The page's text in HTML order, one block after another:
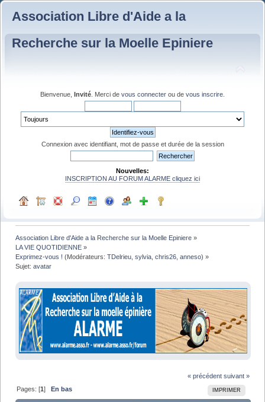
Association Libre d'Aide a la
Recherche sur la Moelle Epiniere
Bienvenue, Invité . Merci de vous connecter ou de vous inscrire
Connexion avec identifiant, mot de passe et durée de la session
Nouvelles:
INSCRIPTION AU FORUM ALARME cliquez ici
Association Libre d'Aide a la Recherche sur la Moelle Epiniere »
LA VIE QUOTIDIENNE »
Exprimez-vous ! (Modérateurs:TDelrieu ,sylvia ,chris26 ,anneso) »
Sujet:avatar
« précédent suivant »
IMPRIMER
Pages: [1] En bas